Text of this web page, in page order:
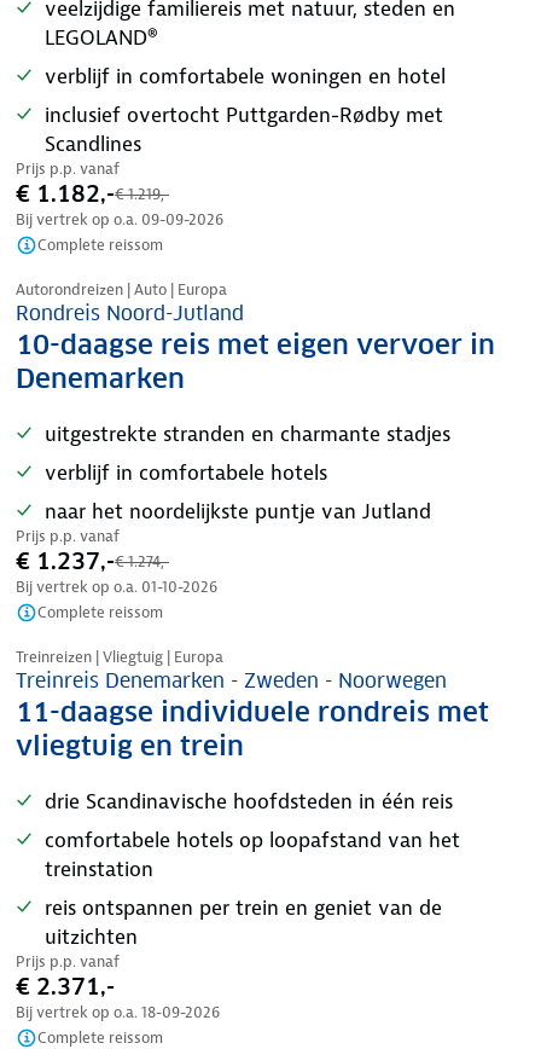
veelzijdige familiereis met natuur, steden en
LEGOLAND®
verblijf in comfortabele woningen en hotel
inclusief overtocht Puttgarden-Rødby met
Scandlines
Prijs p.p. vanaf
€ 1.182,-€ 1.219,-
Bij vertrek op o.a. 09-09-2026
Complete reissom
Nazomer korting
Autorondreizen | Auto | Europa
Rondreis Noord-Jutland
10-daagse reis met eigen vervoer in
Denemarken
uitgestrekte stranden en charmante stadjes
verblijf in comfortabele hotels
naar het noordelijkste puntje van Jutland
Prijs p.p. vanaf
€ 1.237,-€ 1.274,-
Bij vertrek op o.a. 01-10-2026
Complete reissom
Treinreizen | Vliegtuig | Europa
Treinreis Denemarken - Zweden - Noorwegen
11-daagse individuele rondreis met
vliegtuig en trein
drie Scandinavische hoofdsteden in één reis
comfortabele hotels op loopafstand van het
treinstation
reis ontspannen per trein en geniet van de
uitzichten
Prijs p.p. vanaf
€ 2.371,-
Bij vertrek op o.a. 18-09-2026
Complete reissom